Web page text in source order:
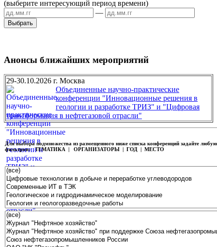
(выберите интересующий период времени)
—
Анонсы ближайших мероприятий
29-30.10.2026 г. Москва
Объединенные научно-практические
конференции "Инновационные решения в
геологии и разработке ТРИЗ" и "Цифровая
трансформация в нефтегазовой отрасли"
Для выбора подмножества из размещенного ниже списка конференций задайте
фильтров:ТЕМАТИКА | ОРГАНИЗАТОРЫ | ГОД | МЕСТО